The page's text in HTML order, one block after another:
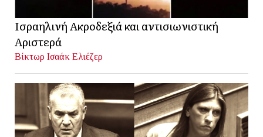
Ισραηλινή Ακροδεξιά και αντισιωνιστική
Αριστερά
Βίκτωρ Ισαάκ Ελιέζερ